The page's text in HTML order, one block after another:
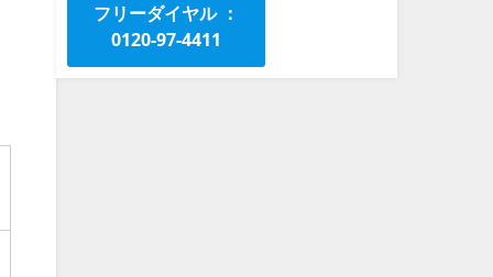
フリーダイヤル ：
0120-97-4411